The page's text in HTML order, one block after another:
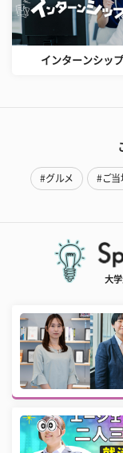
インターンシッ
#グルメ #ご当
大